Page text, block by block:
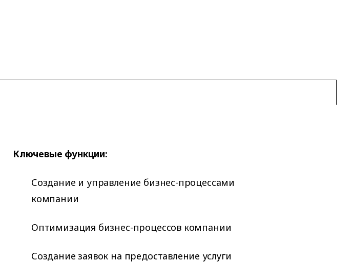
Ключевые функции:
Создание и управление бизнес-процессами
компании
Оптимизация бизнес-процессов компании
Создание заявок на предоставление услуги